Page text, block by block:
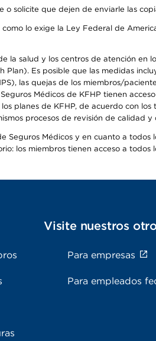
solicite que dejen de enviarle las
lo exige la Ley Federal de
la salud y los centros de atención en
Es posible que las medidas
las quejas de los miembros/
Médicos de KFHP tienen
planes de KFHP, de acuerdo con los
procesos de revisión de calidad y
Seguros Médicos y en cuanto a todos
los miembros tienen acceso a todos
Visite nuestros
Para empresas
Para empleados